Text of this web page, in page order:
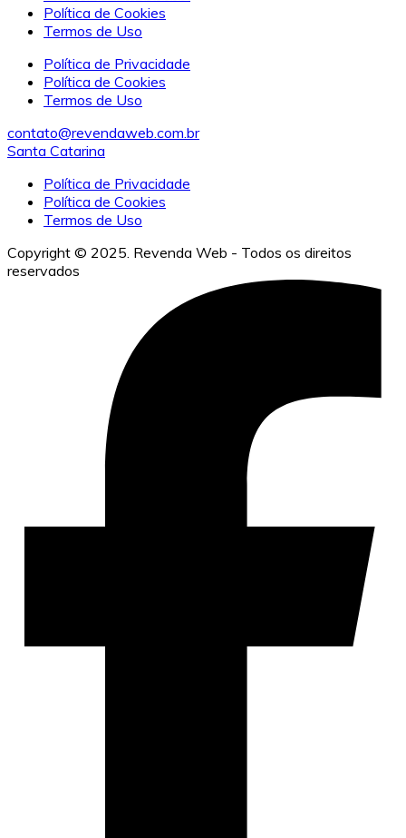
Política de Cookies
Termos de Uso
Política de Privacidade
Política de Cookies
Termos de Uso
contato@revendaweb.com.br
Santa Catarina
Política de Privacidade
Política de Cookies
Termos de Uso
Copyright © 2025. Revenda Web - Todos os direitos
reservados